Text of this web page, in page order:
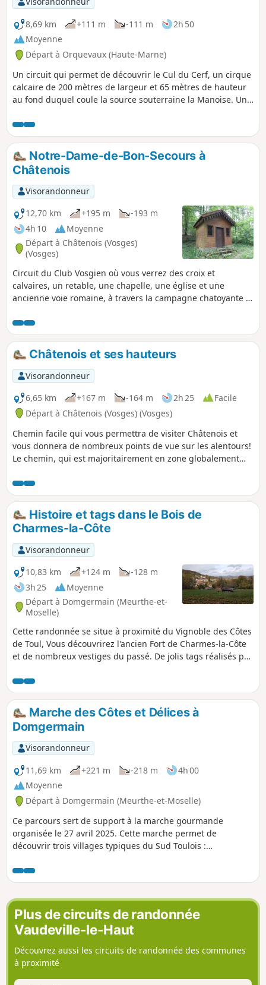
8,69 km
+111 m -111 m
2h 50
Moyenne
Départ à Orquevaux (Haute-Marne)
Un circuit qui permet de découvrir le Cul du Cerf, un cirque
calcaire de 200 mètres de largeur et 65 mètres de hauteur
au fond duquel coule la source souterraine la Manoise. Un
pouvez admirer la source qui jaillit de terre protégée par
une grille métallique. Circuit assez technique avec
quelques difficultés dû à la nature du terrain.
Notre-Dame-de-Bon-Secours à
Châtenois
Visorandonneur
12,70 km
+195 m
-193 m
4h 10
Moyenne
Départ à Châtenois (Vosges)
(Vosges)
Circuit du Club Vosgien où vous verrez des croix et
calvaires, un retable, une chapelle, une église et une
ancienne voie romaine, à travers la campagne chatoyante et
Châtenois et ses hauteurs
Visorandonneur
6,65 km
+167 m -164 m 2h 25
Facile
Départ à Châtenois (Vosges) (Vosges)
Chemin facile qui vous permettra de visiter Châtenois et
vous donnera de nombreux points de vue sur les alentours!
Le chemin, qui est majoritairement en zone globalement
plaine des Vosges.
Histoire et tags dans le Bois de
Charmes-la-Côte
Visorandonneur
10,83 km
+124 m
-128 m
3h 25
Moyenne
Départ à Domgermain (Meurthe-et-
Moselle)
Cette randonnée se situe à proximité du Vignoble des Côtes
de Toul, Vous découvrirez l'ancien Fort de Charmes-la-Côte
et de nombreux vestiges du passé. De jolis tags réalisés par
cheminement sur les chemins et sentiers est aisé et ne
présente aucun risque. Cependant ne pas quitter les
chemins, en sous-bois subsistent encore de nombreux
pièges liés à l'activité des forts. Surveillez les enfants et
tenez les chiens en laisse.
Marche des Côtes et Délices à
Domgermain
Visorandonneur
11,69 km
+221 m -218 m
4h 00
Moyenne
Départ à Domgermain (Meurthe-et-Moselle)
Ce parcours sert de support à la marche gourmande
organisée le 27 avril 2025. Cette marche permet de
découvrir trois villages typiques du Sud Toulois :
balisage a été effectué sur l'ensemble du parcours pour le
jour de la marche gourmande. Le parcours décrit sur
Visorando vient en complément de ce balisage et permettra
ensuite d'effectuer cette boucle à loisir. Il suffira alors de
supprimer les étapes notées dans le descriptif.
Plus de circuits de randonnée
Vaudeville-le-Haut
Découvrez aussi les circuits de randonnée des communes
à proximité